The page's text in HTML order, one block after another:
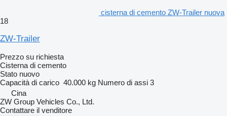
cisterna di cemento ZW-Trailer nuova
18
ZW-Trailer
Prezzo su richiesta
Cisterna di cemento
Stato nuovo
Capacità di carico 40.000 kg Numero di assi 3
Cina
ZW Group Vehicles Co., Ltd.
Contattare il venditore